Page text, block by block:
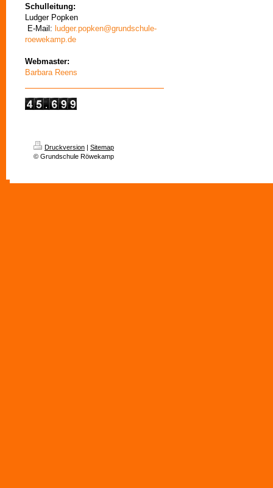
Schulleitung:
Ludger Popken
E-Mail: ludger.popken@grundschule-
roewekamp.de
Webmaster:
Barbara Reens
Druckversion | Sitemap
© Grundschule Röwekamp